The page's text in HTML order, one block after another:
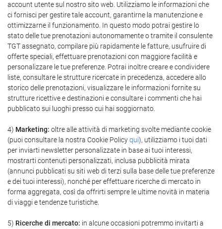
account utente sul nostro sito web. Utilizziamo le informazioni che
ci fornisci per gestire tale account, garantirne la manutenzione e
ottimizzarne il funzionamento. In questo modo potrai gestire lo
stato delle tue prenotazioni autonomamente o tramite il consulente
TGT assegnato, compilare più rapidamente le fatture, usufruire di
offerte speciali, effettuare prenotazioni con maggiore facilità e
personalizzare le tue preferenze. Potrai inoltre creare e condividere
liste, consultare le strutture ricercate in precedenza, accedere allo
storico delle prenotazioni, visualizzare le informazioni fornite su
strutture ricettive e destinazioni e consultare i commenti che hai
pubblicato sui luoghi presso cui hai soggiornato.
4) Marketing: oltre alle attività di marketing svolte mediante cookie
(puoi consultare la nostra Cookie Policyqui), utilizziamo i tuoi dati
per inviarti newsletter personalizzate in base ai tuoi interessi,
mostrarti contenuti personalizzati, inclusa pubblicità mirata
(annunci pubblicati su siti web di terzi sulla base delle tue preferenze
e dei tuoi interessi), nonché per effettuare ricerche di mercato in
forma aggregata, così da offrirti sempre le ultime novità in materia
di viaggi e tendenze turistiche.
5) Ricerche di mercato: in alcune occasioni potremmo invitarti a